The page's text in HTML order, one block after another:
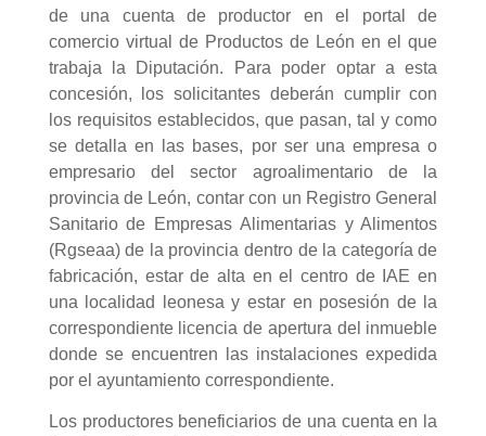
de una cuenta de productor en el portal de
comercio virtual de Productos de León en el que
trabaja la Diputación. Para poder optar a esta
concesión, los solicitantes deberán cumplir con
los requisitos establecidos, que pasan, tal y como
se detalla en las bases, por ser una empresa o
empresario del sector agroalimentario de la
provincia de León, contar con un Registro General
Sanitario de Empresas Alimentarias y Alimentos
(Rgseaa) de la provincia dentro de la categoría de
fabricación, estar de alta en el centro de IAE en
una localidad leonesa y estar en posesión de la
correspondiente licencia de apertura del inmueble
donde se encuentren las instalaciones expedida
por el ayuntamiento correspondiente.
Los productores beneficiarios de una cuenta en la